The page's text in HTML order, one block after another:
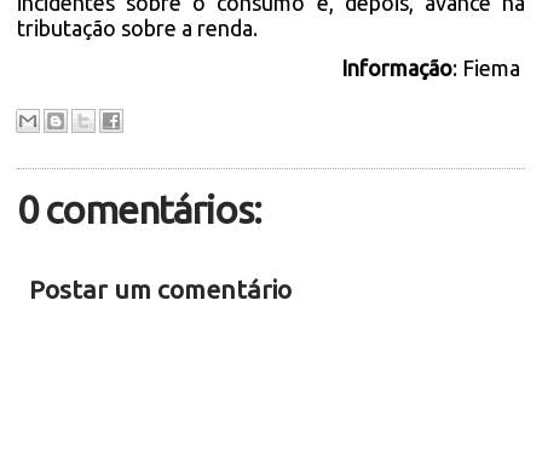
tributação sobre a renda.
Informação: Fiema
0 comentários:
Postar um comentário